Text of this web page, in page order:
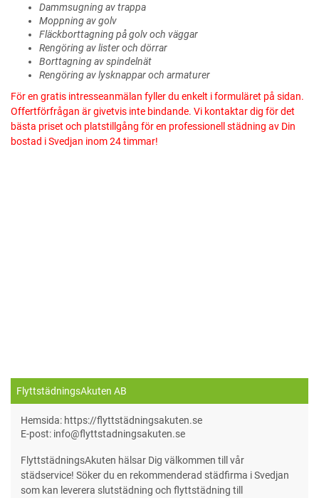
Dammsugning av trappa
Moppning av golv
Fläckborttagning på golv och väggar
Rengöring av lister och dörrar
Borttagning av spindelnät
Rengöring av lysknappar och armaturer
För en gratis intresseanmälan fyller du enkelt i formuläret på sidan.
Offertförfrågan är givetvis inte bindande. Vi kontaktar dig för det
bästa priset och platstillgång för en professionell städning av Din
bostad i Svedjan inom 24 timmar!
FlyttstädningsAkuten AB
Hemsida: https://flyttstädningsakuten.se
E-post: info@flyttstadningsakuten.se
FlyttstädningsAkuten hälsar Dig välkommen till vår
städservice! Söker du en rekommenderad städfirma i Svedjan
som kan leverera slutstädning och flyttstädning till